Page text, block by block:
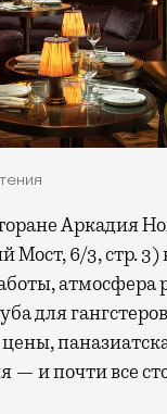
Мост, 6/3, стр. 3)
атмосфера
для
— и почти все